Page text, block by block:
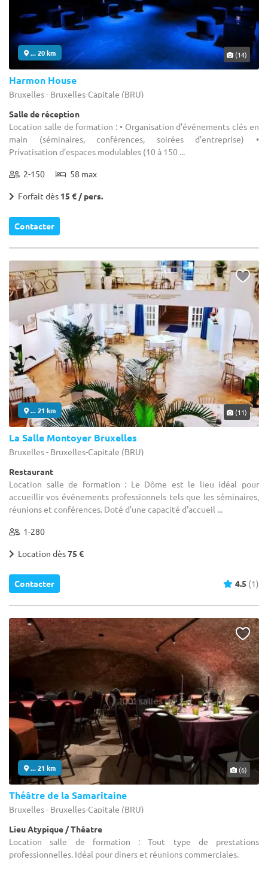
... 20 km (14)
Harmon House
Bruxelles - Bruxelles-Capitale (BRU)
Salle de réception
Location salle de formation : • Organisation d’événements clés en
main (séminaires, conférences, soirées d’entreprise) •
Privatisation d’espaces modulables (10 à 150 ...
2-150 58 max
Forfait dès 15 € / pers.
Contacter
... 21 km (11)
La Salle Montoyer Bruxelles
Bruxelles - Bruxelles-Capitale (BRU)
Restaurant
Location salle de formation : Le Dôme est le lieu idéal pour
accueillir vos événements professionnels tels que les séminaires,
réunions et conférences. Doté d'une capacité d'accueil ...
1-280
Location dès75 €
Contacter 4.5 (1)
... 21 km (6)
Théâtre de la Samaritaine
Bruxelles - Bruxelles-Capitale (BRU)
Lieu Atypique / Thêatre
Location salle de formation : Tout type de prestations
professionnelles. Idéal pour diners et réunions commerciales.